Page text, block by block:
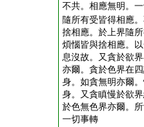
不共。相應無明。
隨所有受皆得相應
捨相應。於上界隨
煩惱皆與捨相應。
息沒故。又貪於欲
亦爾。貪於色界在
身。如貪無明亦爾
身。又貪瞋慢於欲
於色無色界亦爾。
一切事轉